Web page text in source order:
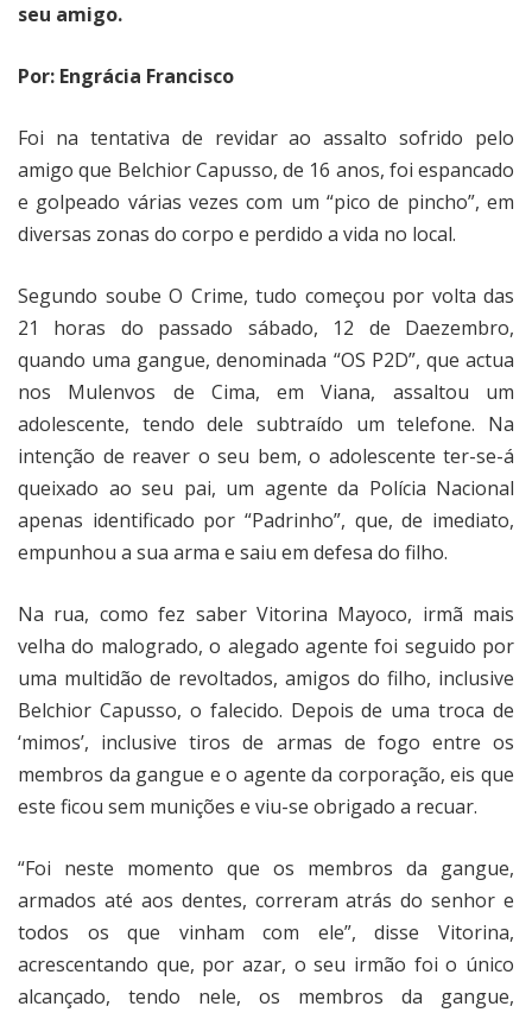
seu amigo.
Por: Engrácia Francisco
Foi na tentativa de revidar ao assalto sofrido pelo
amigo que Belchior Capusso, de 16 anos, foi espancado
e golpeado várias vezes com um “pico de pincho”, em
diversas zonas do corpo e perdido a vida no local.
Segundo soube O Crime, tudo começou por volta das
21 horas do passado sábado, 12 de Daezembro,
quando uma gangue, denominada “OS P2D”, que actua
nos Mulenvos de Cima, em Viana, assaltou um
adolescente, tendo dele subtraído um telefone. Na
intenção de reaver o seu bem, o adolescente ter-se-á
queixado ao seu pai, um agente da Polícia Nacional
apenas identificado por “Padrinho”, que, de imediato,
empunhou a sua arma e saiu em defesa do filho.
Na rua, como fez saber Vitorina Mayoco, irmã mais
velha do malogrado, o alegado agente foi seguido por
uma multidão de revoltados, amigos do filho, inclusive
Belchior Capusso, o falecido. Depois de uma troca de
‘mimos’, inclusive tiros de armas de fogo entre os
membros da gangue e o agente da corporação, eis que
este ficou sem munições e viu-se obrigado a recuar.
“Foi neste momento que os membros da gangue,
armados até aos dentes, correram atrás do senhor e
todos os que vinham com ele”, disse Vitorina,
acrescentando que, por azar, o seu irmão foi o único
alcançado, tendo nele, os membros da gangue,